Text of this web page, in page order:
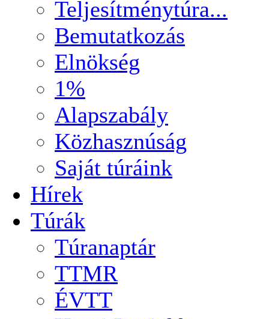
Teljesítménytúra...
Bemutatkozás
Elnökség
1%
Alapszabály
Közhasznúság
Saját túráink
Hírek
Túrák
Túranaptár
TTMR
ÉVTT